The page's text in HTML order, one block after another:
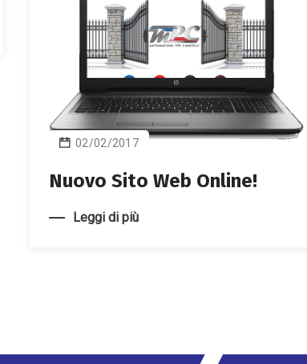
02/02/2017
Nuovo Sito Web Online!
Leggi di più